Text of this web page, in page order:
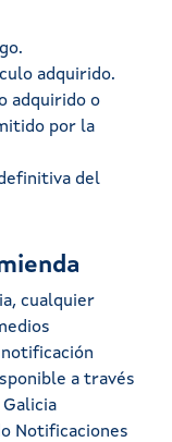
adquirido.
adquirido o
por la
del
cualquier
a través
Notificaciones